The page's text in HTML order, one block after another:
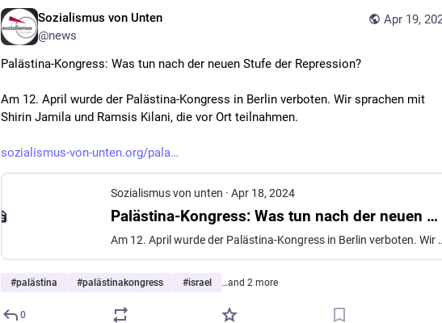
Apr 19,
Sozialismus von Unten
@news
Palästina-Kongress: Was tun nach der neuen Stufe der Repression?
Am 12. April wurde der Palästina-Kongress in Berlin verboten. Wir sprachen mit
Shirin Jamila und Ramsis Kilani, die vor Ort teilnahmen.
sozialismus-von-unten.org/pala
Sozialismus von unten · Apr 18, 2024
Palästina-Kongress: Was tun nach der neuen Stufe der Repression? - Sozialismus von unten
Am 12. April wurde der Palästina-Kongress in
#palästina #palästinakongress #israel …and 2 more
0